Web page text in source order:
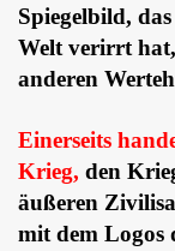
Spiegelbild,
Welt verirrt
anderen
Einerseits
Krieg, den
äußeren
mit dem Logos